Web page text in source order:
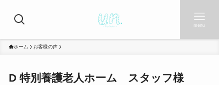
menu
ホーム お客様の声
D 特別養護老人ホーム スタッフ様